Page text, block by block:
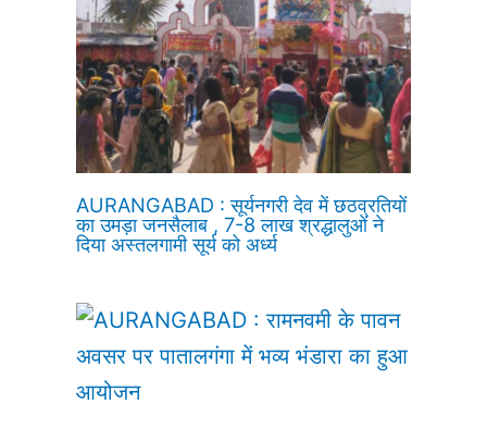
AURANGABAD : सूर्यनगरी देव में छठव्रतियों
का उमड़ा जनसैलाब , 7-8 लाख श्रद्धालुओं ने
दिया अस्तलगामी सूर्य को अर्ध्य